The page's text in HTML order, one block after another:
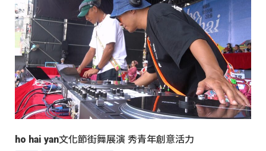
ho hai yan文化節街舞展演 秀青年創意活力